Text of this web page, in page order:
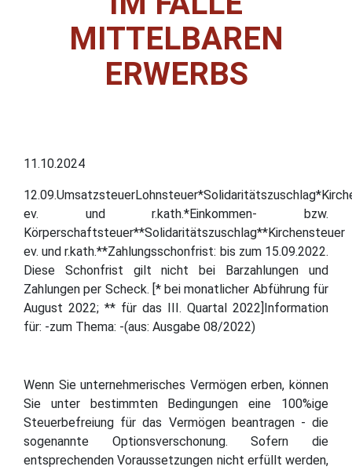
MITTELBAREN
ERWERBS
11.10.2024
ev. und r.kath.*Einkommen- bzw.
Körperschaftsteuer**Solidaritätszuschlag**Kirchensteuer
ev. und r.kath.**Zahlungsschonfrist: bis zum 15.09.2022.
Diese Schonfrist gilt nicht bei Barzahlungen und
Zahlungen per Scheck. [* bei monatlicher Abführung für
August 2022; ** für das III. Quartal 2022]Information
für: -zum Thema: -(aus: Ausgabe 08/2022)
Wenn Sie unternehmerisches Vermögen erben, können
Sie unter bestimmten Bedingungen eine 100%ige
Steuerbefreiung für das Vermögen beantragen - die
sogenannte Optionsverschonung. Sofern die
entsprechenden Voraussetzungen nicht erfüllt werden,